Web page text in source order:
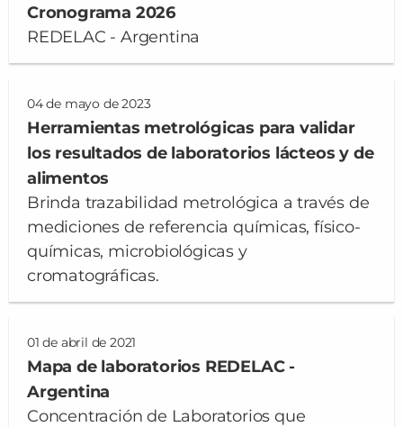
Cronograma 2026
REDELAC - Argentina
04 de mayo de 2023
Herramientas metrológicas para validar
los resultados de laboratorios lácteos y de
alimentos
Brinda trazabilidad metrológica a través de
mediciones de referencia químicas, físico-
químicas, microbiológicas y
cromatográficas.
01 de abril de 2021
Mapa de laboratorios REDELAC -
Argentina
Concentración de Laboratorios que